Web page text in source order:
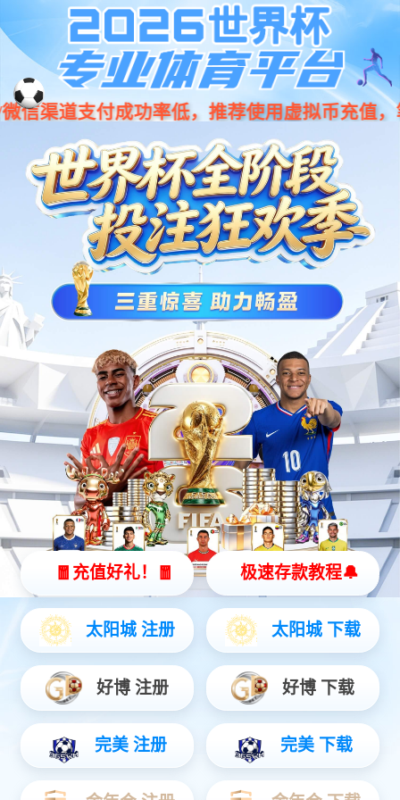
注册登录·万和城注册|万和城平台
找回密码
验证方式
手机号码
验证码
提交
用户登录
版权所有 2023 万和城 Copyright ? 2023 zjtuhao.com. All Rights
Reserved
桂ICP备05001654号 建议屏幕分辨率在1920x1080浏览本
【网站地图】 【sitemap】